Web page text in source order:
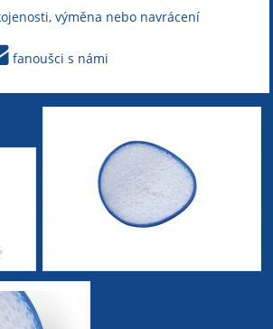
výměna nebo navrácení
fanoušci s námi